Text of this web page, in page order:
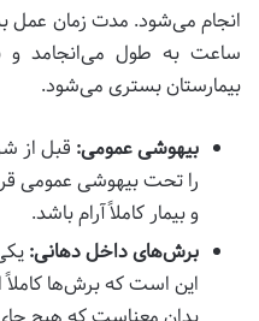
بیمارستان بستری می‌شود.
بیهوشی عمومی: قبل از
را تحت بیهوشی عمومی
و بیمار کاملاً آرام باشد.
برش‌های داخل دهانی:
این است که برش‌ها